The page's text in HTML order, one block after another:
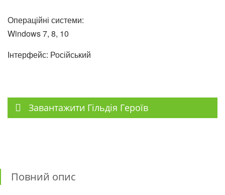
Операційні системи:
Windows 7, 8, 10
Інтерфейс: Російський
Завантажити Гільдія Героїв
Повний опис